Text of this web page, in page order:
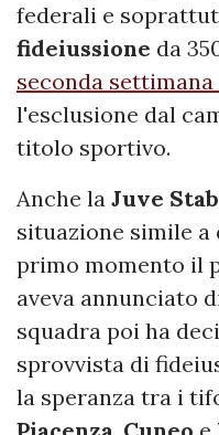
federali e
fideiussione da
seconda
l'esclusione dal
titolo sportivo.
Anche la Juve
situazione simile a
primo momento il
aveva annunciato
squadra poi ha
sprovvista di
la speranza tra i